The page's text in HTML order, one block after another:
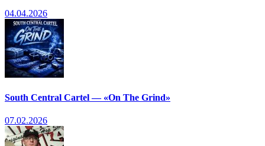
04.04.2026
South Central Cartel — «On The Grind»
07.02.2026